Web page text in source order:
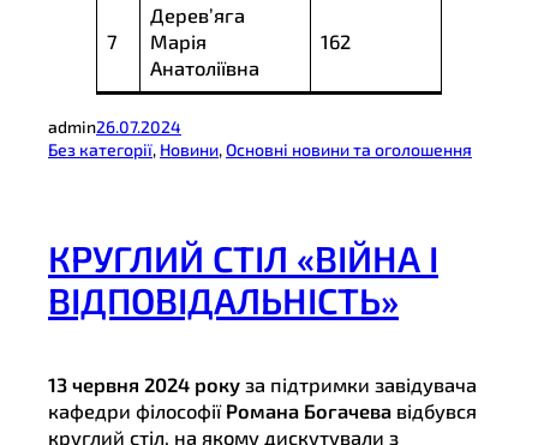
7
Дерев’яга
Марія
Анатоліївна
162
admin26.07.2024
Без категорії, Новини, Основні новини та оголошення
КРУГЛИЙ СТІЛ «ВІЙНА І
ВІДПОВІДАЛЬНІСТЬ»
13 червня 2024 року за підтримки завідувача
кафедри філософії Романа Богачева відбувся
круглий стіл, на якому дискутували з